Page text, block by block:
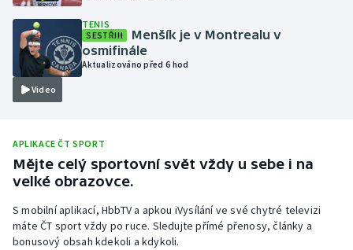
Plavání
Plážový volejbal
Rychlobruslení
Rychlostní kanoistika
Short track
Video
TENIS
SESTŘIH
Menšík je v Montrealu v
osmifinále
Aktualizováno před 6 hod
APLIKACE ČT SPORT
Mějte celý sportovní svět vždy u sebe i na
velké obrazovce.
S mobilní aplikací, HbbTV a apkou iVysílání ve své chytré televizi
máte ČT sport vždy po ruce. Sledujte přímé přenosy, články a
bonusový obsah kdekoli a kdykoli.